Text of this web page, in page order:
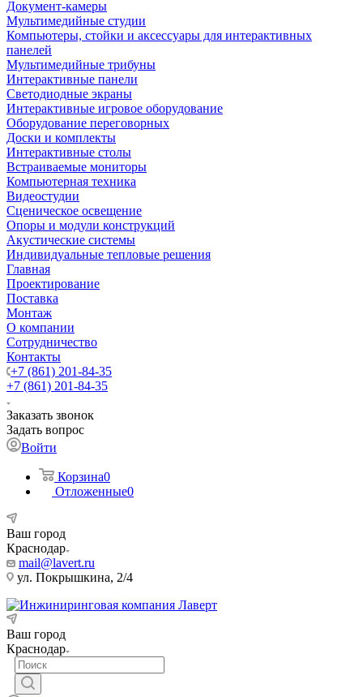
Документ-камеры
Мультимедийные студии
Компьютеры, стойки и аксессуары для интерактивных
панелей
Мультимедийные трибуны
Интерактивные панели
Светодиодные экраны
Интерактивные игровое оборудование
Оборудование переговорных
Доски и комплекты
Интерактивные столы
Встраиваемые мониторы
Компьютерная техника
Видеостудии
Cценическое освещение
Опоры и модули конструкций
Акустические системы
Индивидуальные тепловые решения
Главная
Проектирование
Поставка
Монтаж
О компании
Сотрудничество
Контакты
+7 (861) 201-84-35
+7 (861) 201-84-35
Заказать звонок
Задать вопрос
Войти
Корзина0
Отложенные0
Ваш город
Краснодар
mail@lavert.ru
ул. Покрышкина, 2/4
Ваш город
Краснодар